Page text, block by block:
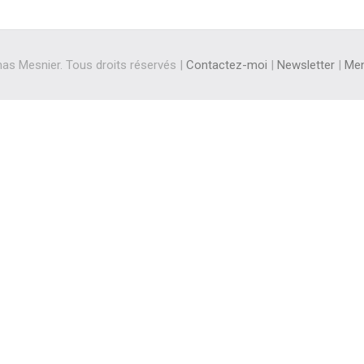
Mesnier. Tous droits réservés |Contactez-moi |Newsletter |